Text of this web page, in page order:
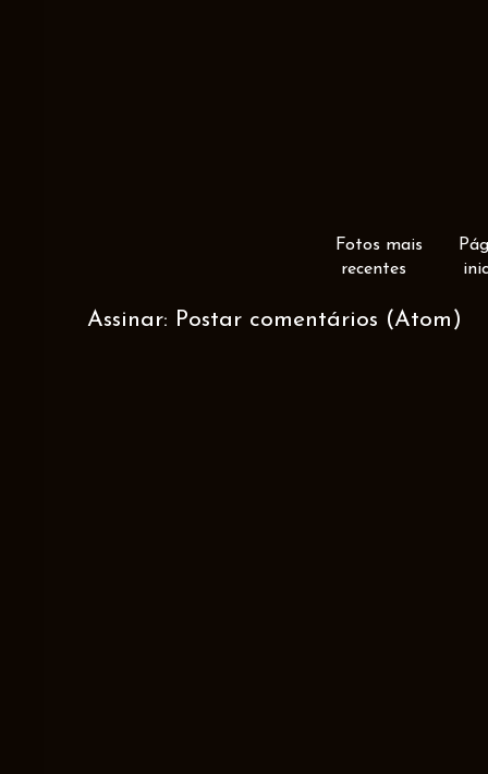
Fotos mais
recentes
Assinar: Postar comentários (Atom)